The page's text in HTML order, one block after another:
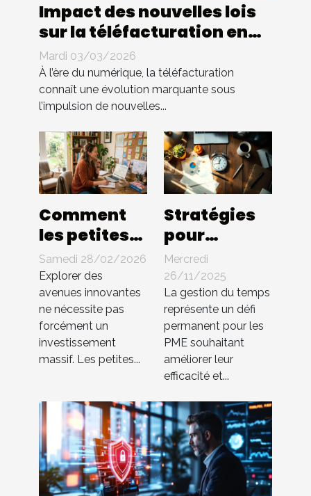
Impact des nouvelles lois
sur la téléfacturation en
entreprise : quels
changements ?
Mardi 03/03/2026
À l’ère du numérique, la téléfacturation
connaît une évolution marquante sous
l’impulsion de nouvelles...
Comment
les petites
entreprises
peuvent-
elles
innover
sans gros
budget ?
Samedi 28/02/2026
Explorer des
avenues innovantes
ne nécessite pas
forcément un
investissement
massif. Les petites...
Stratégies
pour
optimiser la
gestion du
temps au
sein des PME
Mercredi
26/11/2025
La gestion du temps
représente un défi
permanent pour les
PME souhaitant
améliorer leur
efficacité et...